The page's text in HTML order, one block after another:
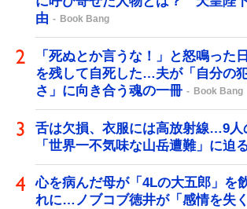
由
Book Bang
「死ぬとか言うな！」と怒鳴った
を残して自死した…夫が「自分の
さ」に向き合う魂の一冊
Book Bang
舌は欠損、衣服には高放射線…9人
「世界一不気味な山岳遭難」に迫
心を病んだ母が「4Lの大五郎」を
れに…ノブコブ徳井が「感情を失